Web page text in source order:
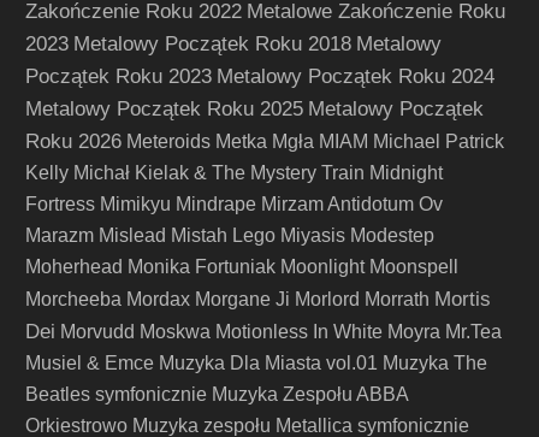
Zakończenie Roku 2022 Metalowe Zakończenie Roku
2023 Metalowy Początek Roku 2018 Metalowy
Początek Roku 2023 Metalowy Początek Roku 2024
Metalowy Początek Roku 2025 Metalowy Początek
Roku 2026 Meteroids Metka Mgła MIAM Michael Patrick
Kelly Michał Kielak & The Mystery Train Midnight
Fortress Mimikyu Mindrape Mirzam Antidotum Ov
Marazm Mislead Mistah Lego Miyasis Modestep
Moherhead Monika Fortuniak Moonlight Moonspell
Morcheeba Mordax Morgane Ji Morlord Morrath Mortis
Dei Morvudd Moskwa Motionless In White Moyra Mr.Tea
Musiel & Emce Muzyka Dla Miasta vol.01 Muzyka The
Beatles symfonicznie Muzyka Zespołu ABBA
Orkiestrowo Muzyka zespołu Metallica symfonicznie